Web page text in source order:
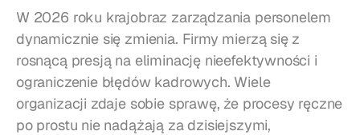
W 2026 roku krajobraz zarządzania personelem
dynamicznie się zmienia. Firmy mierzą się z
rosnącą presją na eliminację nieefektywności i
ograniczenie błędów kadrowych. Wiele
organizacji zdaje sobie sprawę, że procesy ręczne
po prostu nie nadążają za dzisiejszymi,